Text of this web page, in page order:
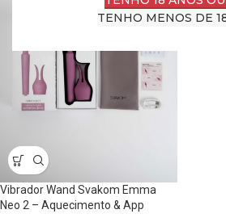
TENHO MENOS DE
Vibrador Wand Svakom Emma
Neo 2 – Aquecimento & App